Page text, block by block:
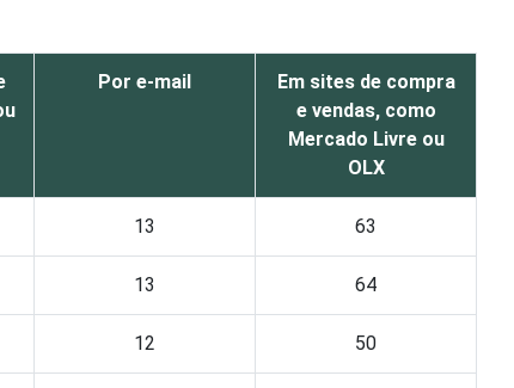
Por e-mail
Em sites de compra
e vendas, como
Mercado Livre ou
OLX
13 63
13 64
12 50